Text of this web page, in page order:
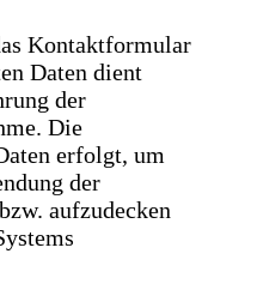
Kontaktformular
Daten dient
der
Die
erfolgt, um
der
aufzudecken